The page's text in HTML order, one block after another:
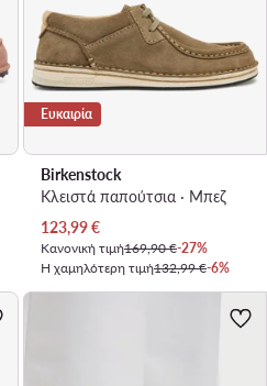
Ευκαιρία
Birkenstock
Κλειστά παπούτσια · Μπεζ
Τρέχουσα τιμή
123,99€
Κανονική τιμή169,90 €-27%
Η χαμηλότερη τιμή132,99 €-6%